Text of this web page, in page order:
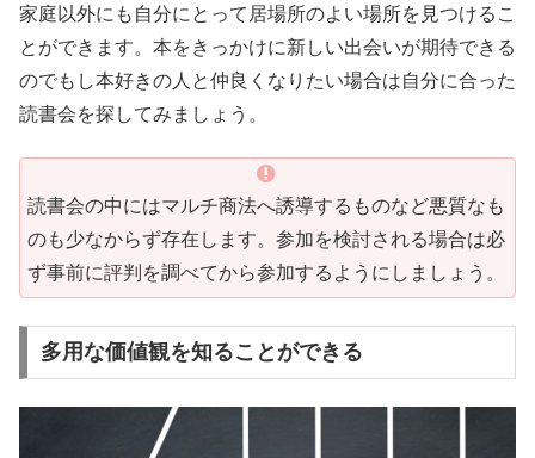
家庭以外にも自分にとって居場所のよい場所を見つけるこ
とができます。本をきっかけに新しい出会いが期待できる
のでもし本好きの人と仲良くなりたい場合は自分に合った
読書会を探してみましょう。
読書会の中にはマルチ商法へ誘導するものなど悪質なも
のも少なからず存在します。参加を検討される場合は必
ず事前に評判を調べてから参加するようにしましょう。
多用な価値観を知ることができる